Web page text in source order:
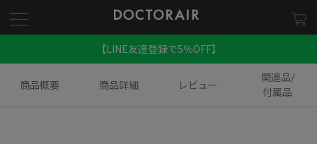
【LINE友達登録で5％OFF】
商品概要 商品詳細 レビュー
関連品/
付属品